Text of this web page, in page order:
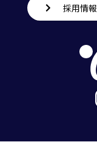
採用情報